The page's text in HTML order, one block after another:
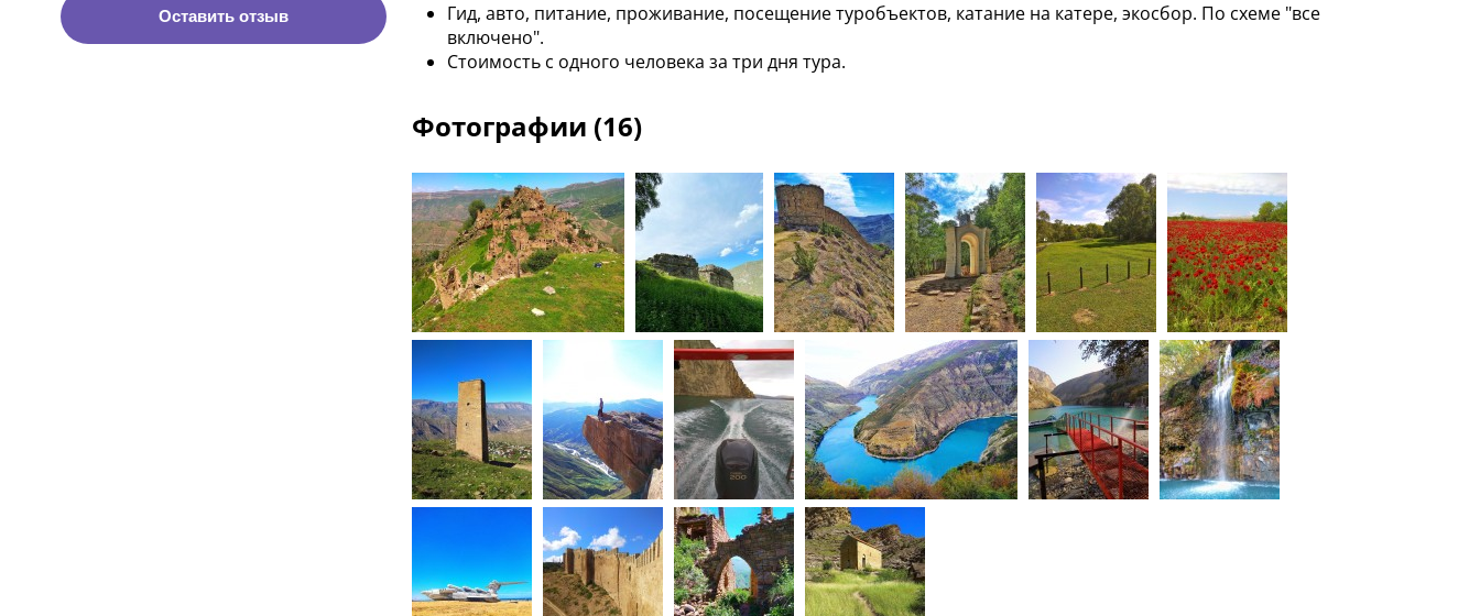
Оставить отзыв
Гид, авто, питание, проживание, посещение туробъектов, катание на катере, экосбор. По схеме "все
включено".
Стоимость с одного человека за три дня тура.
Фотографии (16)